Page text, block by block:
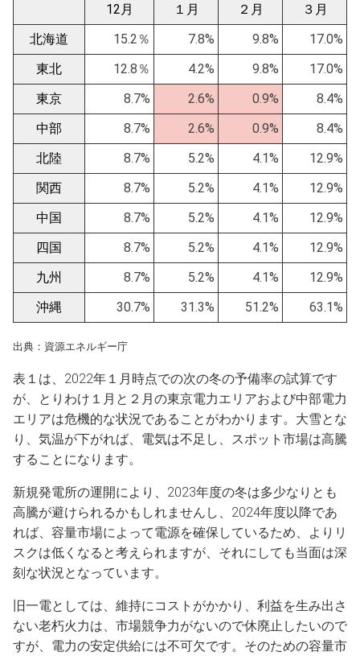
12月 １月 ２月
３月
北海道
15.2％ 7.8% 9.8%
17.0%
東北
12.8％ 4.2% 9.8%
17.0%
東京
8.7% 2.6% 0.9%
8.4%
中部
8.7% 2.6% 0.9%
8.4%
北陸
8.7% 5.2% 4.1%
12.9%
関西
8.7% 5.2% 4.1%
12.9%
中国
8.7% 5.2% 4.1%
12.9%
四国
8.7% 5.2% 4.1%
12.9%
九州
8.7% 5.2% 4.1%
12.9%
沖縄
30.7% 31.3% 51.2% 63.1%
出典：資源エネルギー庁
表１は、2022年１月時点での次の冬の予備率の試算です
が、とりわけ１月と２月の東京電力エリアおよび中部電力
エリアは危機的な状況であることがわかります。大雪とな
り、気温が下がれば、電気は不足し、スポット市場は高騰
することになります。
新規発電所の運開により、2023年度の冬は多少なりとも
高騰が避けられるかもしれませんし、2024年度以降であ
れば、容量市場によって電源を確保しているため、よりリ
スクは低くなると考えられますが、それにしても当面は深
刻な状況となっています。
旧一電としては、維持にコストがかかり、利益を生み出さ
ない老朽火力は、市場競争力がないので休廃止したいので
すが、電力の安定供給には不可欠です。そのための容量市